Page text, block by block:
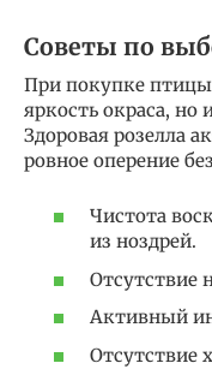
Советы по
При покупке птицы
яркость окраса, но
Здоровая розелла
ровное оперение
Чистота
из ноздрей.
Отсутствие
Активный
Отсутствие